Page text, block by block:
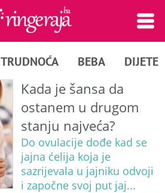
TRUDNOĆA BEBA DIJETE
Kada je šansa da
ostanem u drugom
stanju najveća?
Do ovulacije dođe kad se
jajna ćelija koja je
sazrijevala u jajniku odvoji
i započne svoj put jaj...